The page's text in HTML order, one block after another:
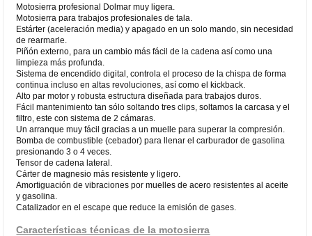
Motosierra profesional Dolmar muy ligera.
Motosierra para trabajos profesionales de tala.
Estárter (aceleración media) y apagado en un solo mando, sin necesidad
de rearmarle.
Piñón externo, para un cambio más fácil de la cadena así como una
limpieza más profunda.
Sistema de encendido digital, controla el proceso de la chispa de forma
continua incluso en altas revoluciones, así como el kickback.
Alto par motor y robusta estructura diseñada para trabajos duros.
Fácil mantenimiento tan sólo soltando tres clips, soltamos la carcasa y el
filtro, este con sistema de 2 cámaras.
Un arranque muy fácil gracias a un muelle para superar la compresión.
Bomba de combustible (cebador) para llenar el carburador de gasolina
presionando 3 o 4 veces.
Tensor de cadena lateral.
Cárter de magnesio más resistente y ligero.
Amortiguación de vibraciones por muelles de acero resistentes al aceite
y gasolina.
Catalizador en el escape que reduce la emisión de gases.
Características técnicas de la motosierra